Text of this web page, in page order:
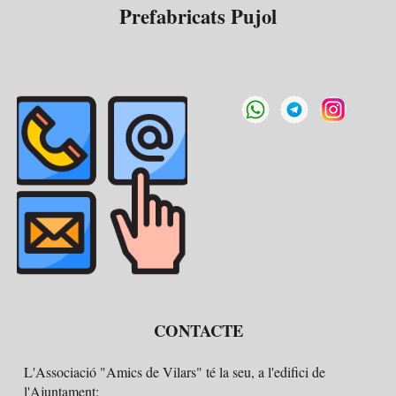
Prefabricats Pujol
CONTACTE
L'Associació "Amics de Vilars" té la seu, a l'edifici de
l'Ajuntament: